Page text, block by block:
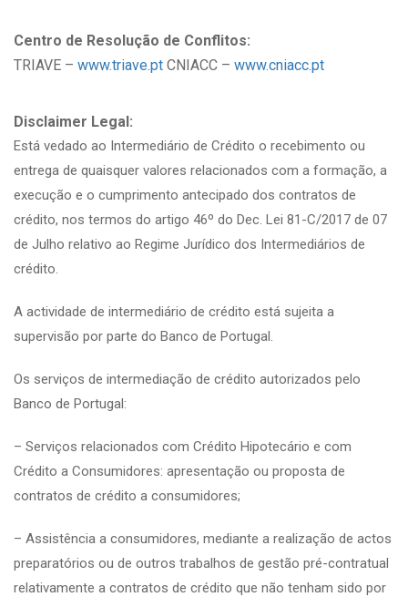
Centro de Resolução de Conflitos:
TRIAVE – www.triave.pt CNIACC – www.cniacc.pt
Disclaimer Legal:
Está vedado ao Intermediário de Crédito o recebimento ou
entrega de quaisquer valores relacionados com a formação, a
execução e o cumprimento antecipado dos contratos de
crédito, nos termos do artigo 46º do Dec. Lei 81-C/2017 de 07
de Julho relativo ao Regime Jurídico dos Intermediários de
crédito.
A actividade de intermediário de crédito está sujeita a
supervisão por parte do Banco de Portugal.
Os serviços de intermediação de crédito autorizados pelo
Banco de Portugal:
– Serviços relacionados com Crédito Hipotecário e com
Crédito a Consumidores: apresentação ou proposta de
contratos de crédito a consumidores;
– Assistência a consumidores, mediante a realização de actos
preparatórios ou de outros trabalhos de gestão pré-contratual
relativamente a contratos de crédito que não tenham sido por